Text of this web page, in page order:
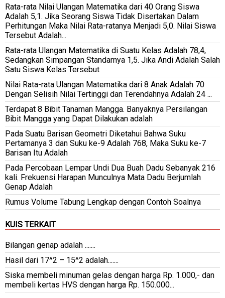
Rata-rata Nilai Ulangan Matematika dari 40 Orang Siswa
Adalah 5,1. Jika Seorang Siswa Tidak Disertakan Dalam
Perhitungan Maka Nilai Rata-ratanya Menjadi 5,0. Nilai Siswa
Tersebut Adalah...
Rata-rata Ulangan Matematika di Suatu Kelas Adalah 78,4,
Sedangkan Simpangan Standarnya 1,5. Jika Andi Adalah Salah
Satu Siswa Kelas Tersebut
Nilai Rata-rata Ulangan Matematika dari 8 Anak Adalah 70
Dengan Selisih Nilai Tertinggi dan Terendahnya Adalah 24 ...
Terdapat 8 Bibit Tanaman Mangga. Banyaknya Persilangan
Bibit Mangga yang Dapat Dilakukan adalah
Pada Suatu Barisan Geometri Diketahui Bahwa Suku
Pertamanya 3 dan Suku ke-9 Adalah 768, Maka Suku ke-7
Barisan Itu Adalah
Pada Percobaan Lempar Undi Dua Buah Dadu Sebanyak 216
kali. Frekuensi Harapan Munculnya Mata Dadu Berjumlah
Genap Adalah
Rumus Volume Tabung Lengkap dengan Contoh Soalnya
KUIS TERKAIT
Bilangan genap adalah .......
Hasil dari 17^2 – 15^2 adalah.......
Siska membeli minuman gelas dengan harga Rp. 1.000,- dan
membeli kertas HVS dengan harga Rp. 150.000...